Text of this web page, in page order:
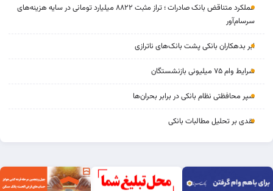
عملکرد متناقض بانک صادرات ؛ تراز مثبت ۸۸۲۲ میلیارد تومانی در سایه هزینه‌های
سرسام‌آور
ابر بدهکاران بانکی پشت بانک‌های ناترازی
شرایط وام ۷۵ میلیونی بازنشستگان
سپر محافظتی نظام بانکی در برابر بحران‌ها
نقدی بر تحلیل مطالبات بانکی